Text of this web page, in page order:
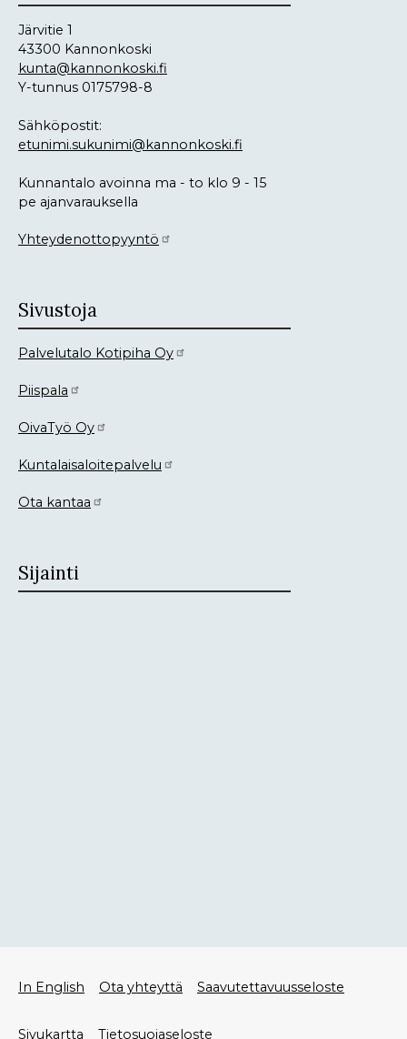
Järvitie 1
43300 Kannonkoski
kunta@kannonkoski.fi
Y-tunnus 0175798-8
Sähköpostit:
etunimi.sukunimi@kannonkoski.fi
Kunnantalo avoinna ma - to klo 9 - 15
pe ajanvarauksella
Yhteydenottopyyntö
Sivustoja
Palvelutalo Kotipiha Oy
Piispala
OivaTyö Oy
Kuntalaisaloitepalvelu
Ota kantaa
Sijainti
Alatunniste
valikko
In English Ota yhteyttä Saavutettavuusseloste
Sivukartta Tietosuojaseloste